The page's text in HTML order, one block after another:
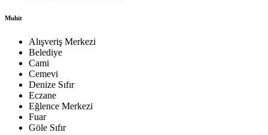
Muhit
Alışveriş Merkezi
Belediye
Cami
Cemevi
Denize Sıfır
Eczane
Eğlence Merkezi
Fuar
Göle Sıfır